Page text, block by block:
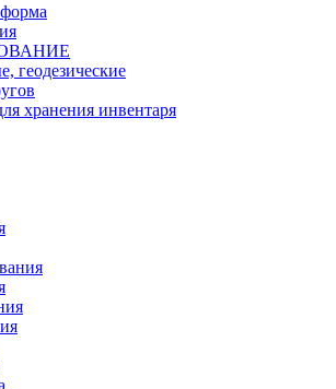
геодезические
хранения инвентаря